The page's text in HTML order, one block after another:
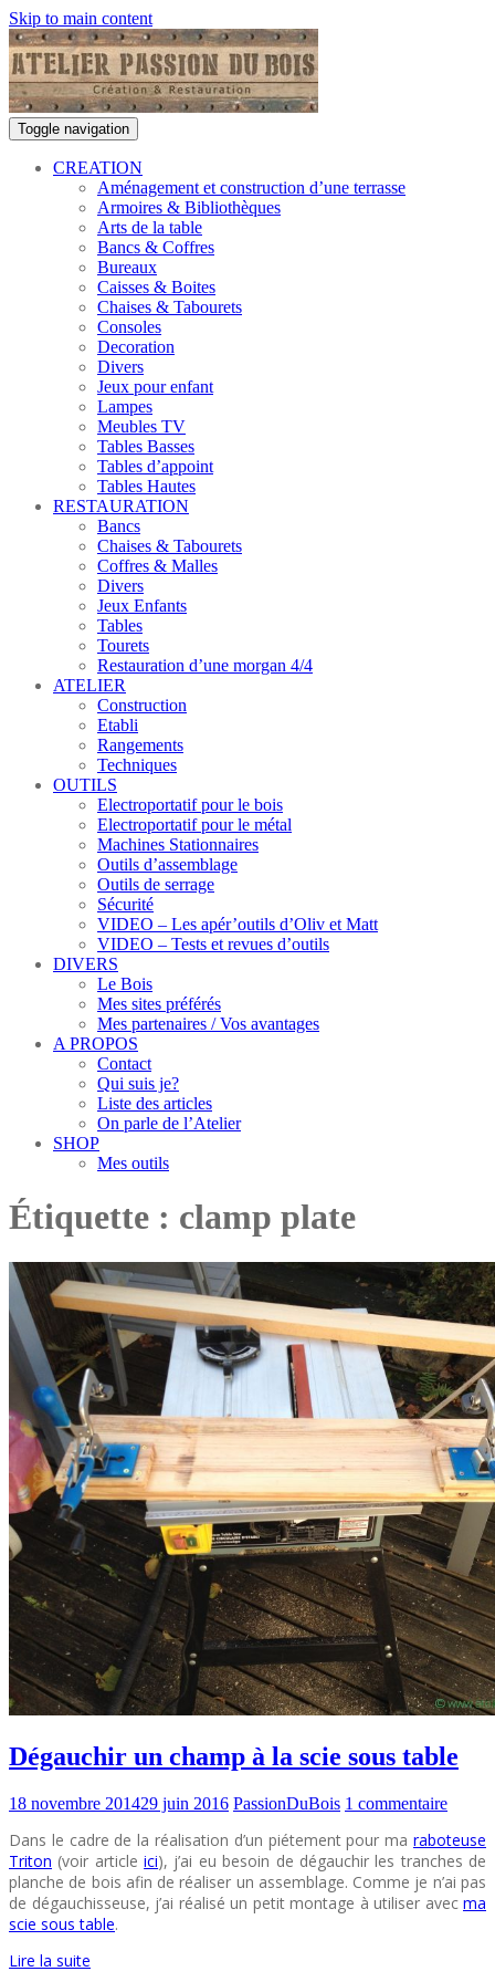
Skip to main content
Toggle navigation
CREATION
Aménagement et construction d’une terrasse
Armoires & Bibliothèques
Arts de la table
Bancs & Coffres
Bureaux
Caisses & Boites
Chaises & Tabourets
Consoles
Decoration
Divers
Jeux pour enfant
Lampes
Meubles TV
Tables Basses
Tables d’appoint
Tables Hautes
RESTAURATION
Bancs
Chaises & Tabourets
Coffres & Malles
Divers
Jeux Enfants
Tables
Tourets
Restauration d’une morgan 4/4
ATELIER
Construction
Etabli
Rangements
Techniques
OUTILS
Electroportatif pour le bois
Electroportatif pour le métal
Machines Stationnaires
Outils d’assemblage
Outils de serrage
Sécurité
VIDEO – Les apér’outils d’Oliv et Matt
VIDEO – Tests et revues d’outils
DIVERS
Le Bois
Mes sites préférés
Mes partenaires / Vos avantages
A PROPOS
Contact
Qui suis je?
Liste des articles
On parle de l’Atelier
SHOP
Mes outils
Étiquette : clamp plate
Dégauchir un champ à la scie sous table
18 novembre 201429 juin 2016 PassionDuBois 1 commentaire
Dans le cadre de la réalisation d’un piétement pour ma raboteuse
Triton (voir articleici), j’ai eu besoin de dégauchir les tranches de
planche de bois afin de réaliser un assemblage. Comme je n’ai pas
de dégauchisseuse, j’ai réalisé un petit montage à utiliser avec ma
scie sous table.
Lire la suite